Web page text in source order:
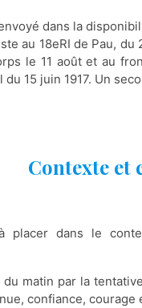
dans la
au 18eRI de Pau,
le 11 août et au
15 juin 1917. Un
Contexte et
placer dans le
matin par la tentative
confiance, courage